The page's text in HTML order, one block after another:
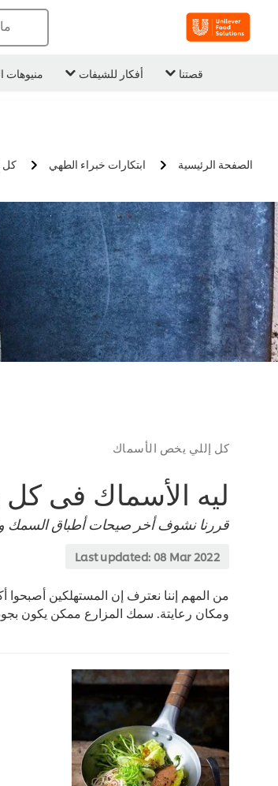
قصتنا أفكار للشيفات منيوهات
الصفحة الرئيسية ابتكارات خبراء الطهي كل
كل إللي يخص الأسماك
ليه الأسماك فى
قررنا نشوف أخر صيحات أطباق السمك
Last updated: 08 Mar 2022
من المهم إننا نعترف إن المستهلكين
ومكان رعايتة. سمك المزارع ممكن يكون